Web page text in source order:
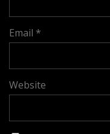
Email *
Website